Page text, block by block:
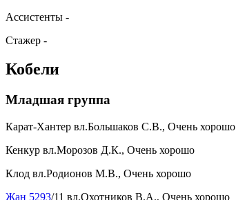
Ассистенты -
Стажер -
Кобели
Младшая группа
Карат-Хантер вл.Большаков С.В., Очень хорошо
Кенкур вл.Морозов Д.К., Очень хорошо
Клод вл.Родионов М.В., Очень хорошо
Жан 5293/11 вл.Охотников В.А., Очень хорошо